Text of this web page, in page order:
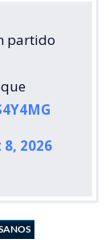
partido
2026